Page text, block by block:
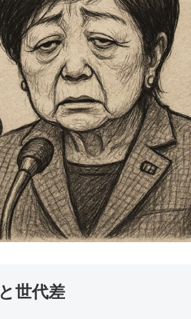
世代差